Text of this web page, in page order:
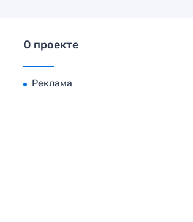
О проекте
Реклама